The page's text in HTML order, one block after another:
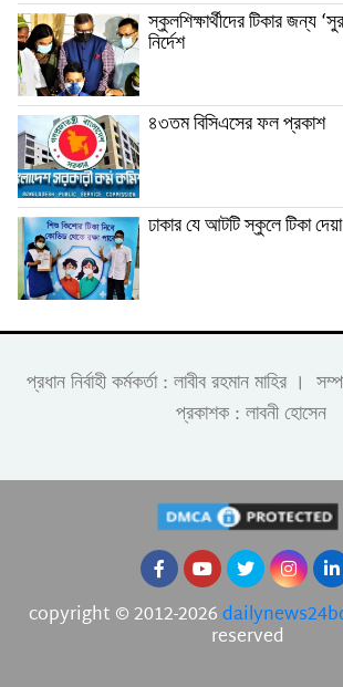
স্কুলশিক্ষার্থীদের টিকার জন্য
নির্দেশ
৪৩তম বিসিএসের ফল প্রকাশ
ঢাকার যে আটটি স্কুলে টিকা
প্রধান নির্বাহী কর্মকর্তা : লাবীব রহমান মাহির ।
প্রকাশক : লাবনী হোসেন
copyright © 2012-2026
reserved